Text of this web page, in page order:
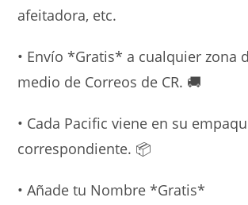
afeitadora, etc.
• Envío *Gratis* a cualquier zona
medio de Correos de CR. 🚚
• Cada Pacific viene en su
correspondiente. 📦
• Añade tu Nombre *Gratis*